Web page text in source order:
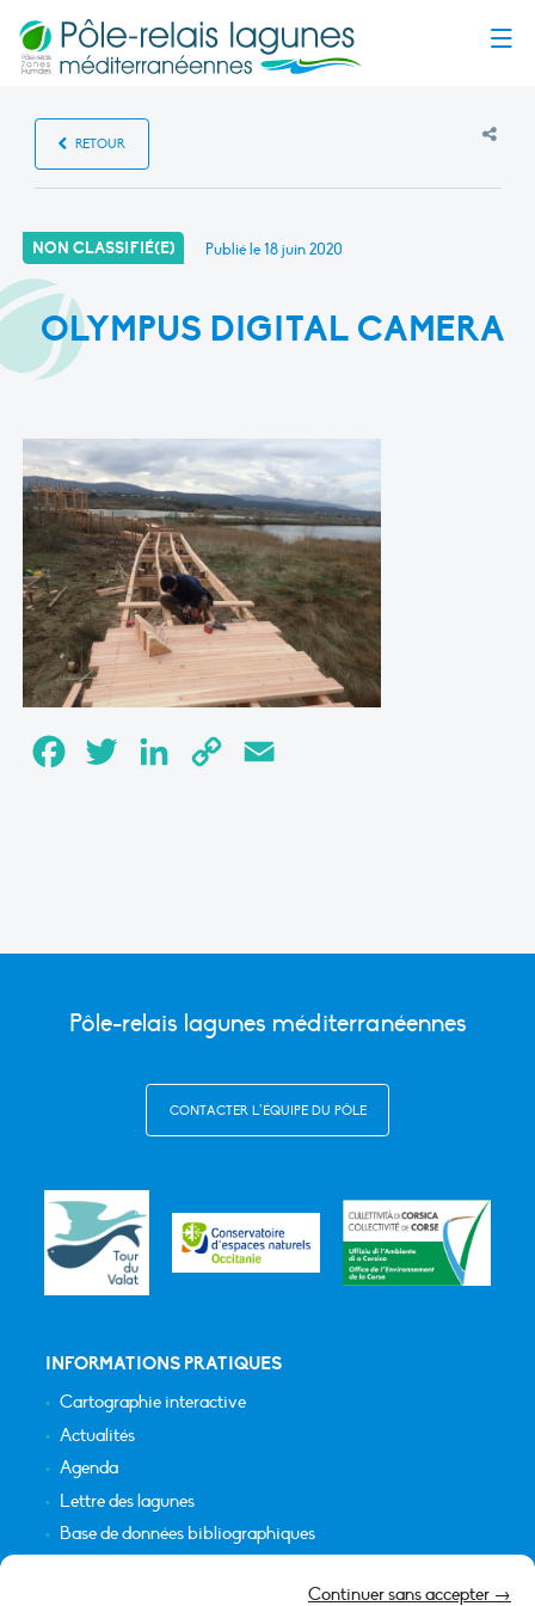
Continuer sans accepter →
RETOUR
NON CLASSIFIÉ(E) Publié le18 juin 2020
OLYMPUS DIGITAL CAMERA
FacebookTwitter LinkedInCopy
Pôle-relais lagunes méditerranéennes
CONTACTER L’ÉQUIPE DU PÔLE
INFORMATIONS PRATIQUES
Cartographie interactive
Actualités
Agenda
Lettre des lagunes
Base de données bibliographiques